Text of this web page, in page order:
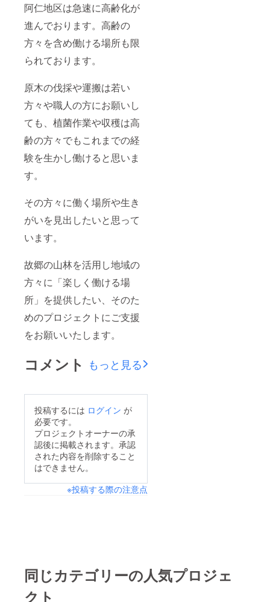
阿仁地区は急速に高齢化が
進んでおります。高齢の
方々を含め働ける場所も限
られております。
原木の伐採や運搬は若い
方々や職人の方にお願いし
ても、植菌作業や収穫は高
齢の方々でもこれまでの経
験を生かし働けると思いま
す。
その方々に働く場所や生き
がいを見出したいと思って
います。
故郷の山林を活用し地域の
方々に「楽しく働ける場
所」を提供したい、そのた
めのプロジェクトにご支援
をお願いいたします。
コメント もっと見る
投稿するには ログイン が
必要です。
プロジェクトオーナーの承
認後に掲載されます。承認
された内容を削除すること
はできません。
※投稿する際の注意点
同じカテゴリーの人気プロジェ
クト